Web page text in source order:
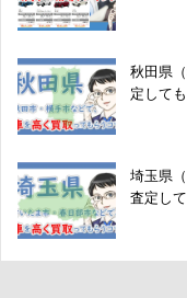
秋田県
定して
埼玉県
査定し